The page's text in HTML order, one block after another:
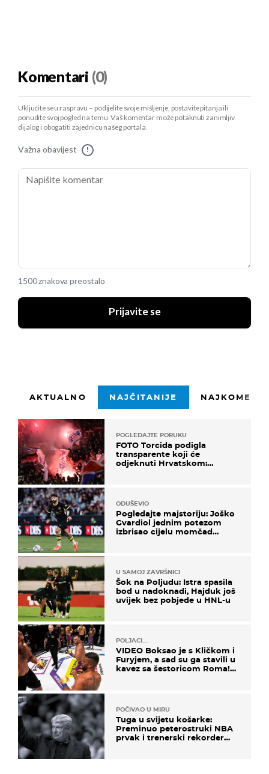
Komentari (0)
Uključite se u raspravu – podijelite svoje mišljenje, postavite pitanja ili
ponudite svoj pogled na temu. Vaš komentar može potaknuti zanimljiv
dijalog i obogatiti zajednicu našeg portala.
Važna obavijest !
1500 znakova preostalo
Prijavite se
AKTUALNO NAJČITANIJE
POGLEDAJTE PORUKU
FOTO Torcida podigla
transparente koji će
odjeknuti Hrvatskom:
ODUŠEVIO
Pogledajte majstoriju: Joško
Gvardiol jednim potezom
izbrisao cijelu momčad
U SAMOJ ZAVRŠNICI
Šok na Poljudu: Istra spasila
bod u nadoknadi, Hajduk još
uvijek bez pobjede u HNL-u
POLJACI...
VIDEO Boksao je s Kličkom i
Furyjem, a sad su ga stavili u
kavez sa šestoricom Roma!
POČIVAO U MIRU
Tuga u svijetu košarke:
Preminuo peterostruki NBA
prvak i trenerski rekorder